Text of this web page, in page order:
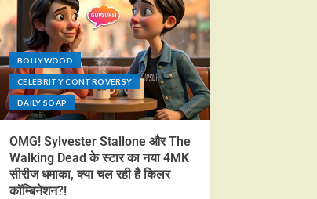
BOLLYWOOD
CELEBRITY CONTROVERSY
DAILY SOAP
OMG! Sylvester Stallone और The
Walking Dead के स्टार का नया 4MK
सीरीज धमाका, क्या चल रही है किलर
कॉम्बिनेशन?!